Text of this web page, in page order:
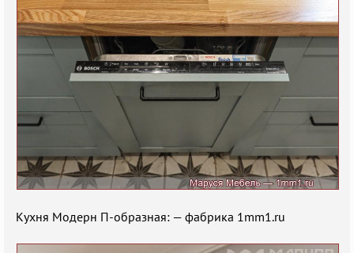
Кухня Модерн П-образная: — фабрика 1mm1.ru